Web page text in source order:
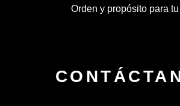
Orden y propósito para